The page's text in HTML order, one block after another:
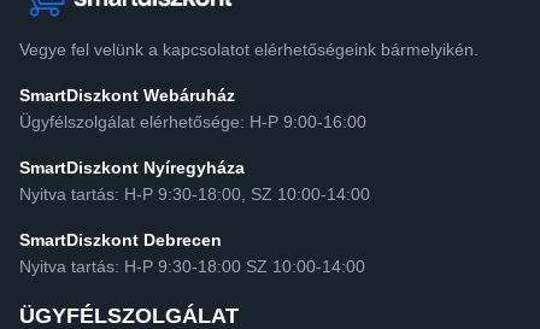
Vegye fel velünk a kapcsolatot elérhetőségeink bármelyikén.
SmartDiszkont Webáruház
Ügyfélszolgálat elérhetősége: H-P 9:00-16:00
SmartDiszkont Nyíregyháza
Nyitva tartás: H-P 9:30-18:00, SZ 10:00-14:00
SmartDiszkont Debrecen
Nyitva tartás: H-P 9:30-18:00 SZ 10:00-14:00
ÜGYFÉLSZOLGÁLAT